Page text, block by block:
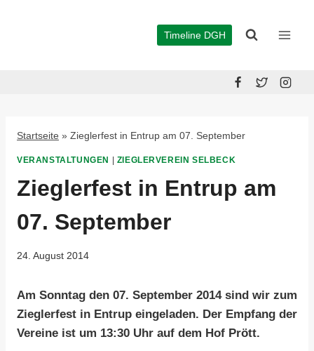
Timeline DGH
Startseite » Zieglerfest in Entrup am 07. September
VERANSTALTUNGEN ZIEGLERVEREIN SELBECK
Zieglerfest in Entrup am
07. September
24. August 2014
Am Sonntag den 07. September 2014 sind wir zum
Zieglerfest in Entrup eingeladen. Der Empfang der
Vereine ist um 13:30 Uhr auf dem Hof Prött.